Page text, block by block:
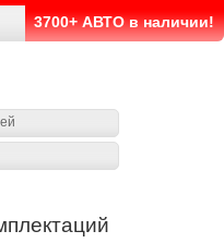
3700+ АВТО в наличии!